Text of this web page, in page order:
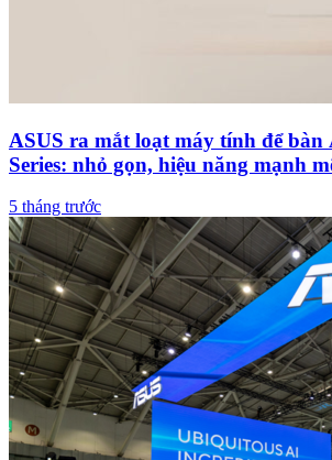
ASUS ra mắt loạt máy tính để bàn
Series: nhỏ gọn, hiệu năng mạnh
5 tháng trước